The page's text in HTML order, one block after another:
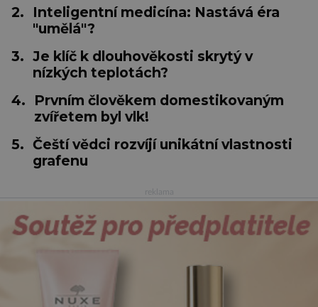
2.
Inteligentní medicína: Nastává éra
"umělá"?
3. Je klíč k dlouhověkosti skrytý v
nízkých teplotách?
4.
Prvním člověkem domestikovaným
zvířetem byl vlk!
5. Čeští vědci rozvíjí unikátní vlastnosti
grafenu